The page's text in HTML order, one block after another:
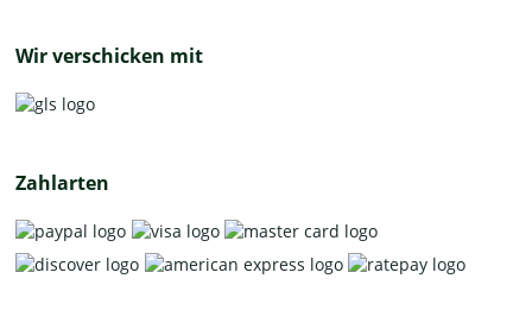
Wir verschicken mit
Zahlarten